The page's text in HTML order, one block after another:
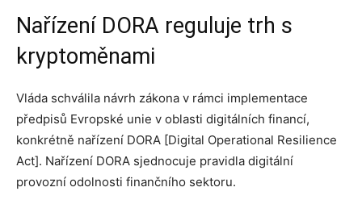
Nařízení DORA reguluje trh s
kryptoměnami
Vláda schválila návrh zákona v rámci implementace
předpisů Evropské unie v oblasti digitálních financí,
konkrétně nařízení DORA [Digital Operational Resilience
Act]. Nařízení DORA sjednocuje pravidla digitální
provozní odolnosti finančního sektoru.